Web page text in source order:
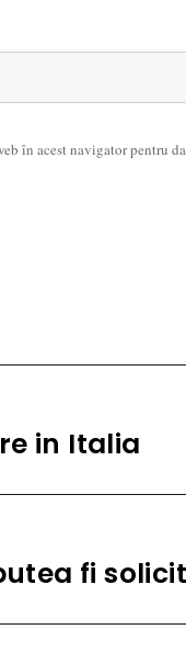
în acest navigator pentru
in Italia
fi